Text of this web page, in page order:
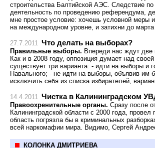
строительства Балтийской АЭС. Следствие
деятельность по проведению референдума,
мне простое условие: хочешь условной
на международном уровне, и затихни до марта
27.7.2011 Что делать на выборах?
Правильные выборы. Впереди нас ждут две
Как и в 2008 году, оппозиция думает над
существует три варианта: - идти на выборы и
Навального; - не идти на выборы, объявив им
исключить себя из списка избирателей,
14.4.2011 Чистка в Калининградском
Правоохренительные органы. Сразу после
Калининградской области с 2000 года,
область погрязла бы в криминальных
всей наркомафии мира. Видимо, Сергей
КОЛОНКА ДМИТРИЕВА